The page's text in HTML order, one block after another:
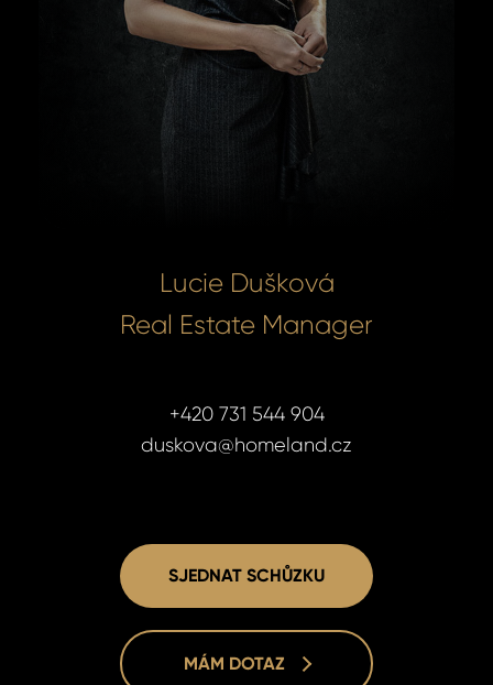
Lucie Dušková
Real Estate Manager
+420 731 544 904
duskova@homeland.cz
SJEDNAT SCHŮZKU
MÁM DOTAZ